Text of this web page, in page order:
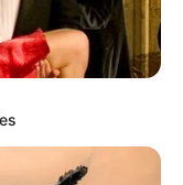
งเจ้าชู้ มีกระเป๋า
ใครน่าเชื่อถือมาก
ก สมองมีพลัง
ลังพิเศษส่วนตัว